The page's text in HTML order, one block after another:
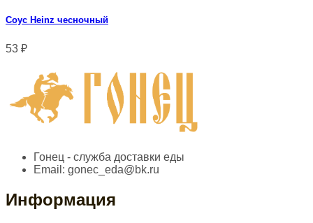
Соус Heinz чесночный
53 ₽
Гонец - служба доставки еды
Email: gonec_eda@bk.ru
Информация